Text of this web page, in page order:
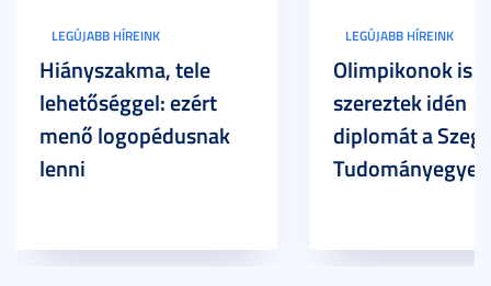
LEGÚJABB HÍREINK
Hiányszakma, tele
lehetőséggel: ezért
menő logopédusnak
lenni
LEGÚJABB HÍREINK
Olimpikonok is
szereztek idén
diplomát a